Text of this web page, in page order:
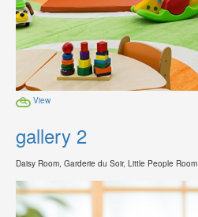
View
gallery 2
Daisy Room, Garderie du Soir, Little People Room